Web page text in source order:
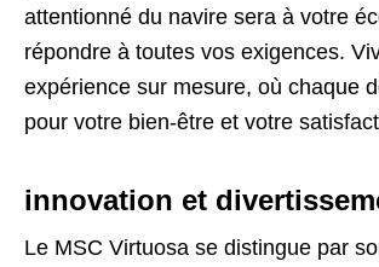
attentionné du navire sera à votre
répondre à toutes vos exigences.
expérience sur mesure, où chaque
pour votre bien-être et votre
innovation et
Le MSC Virtuosa se distingue par